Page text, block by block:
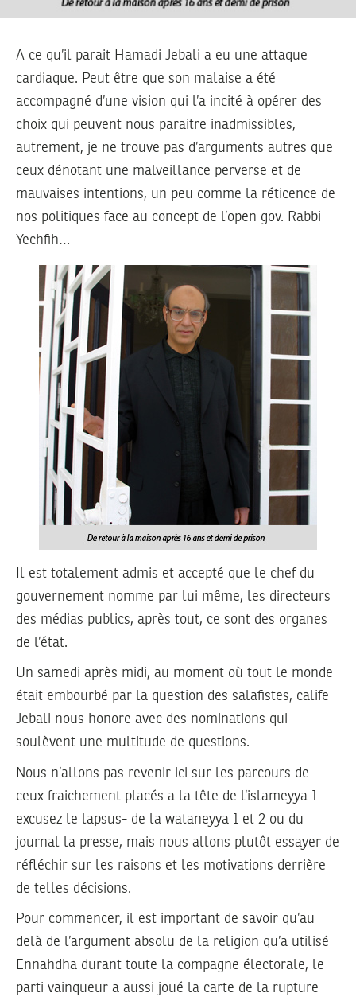
A ce qu’il parait Hamadi Jebali a eu une attaque
cardiaque. Peut être que son malaise a été
accompagné d’une vision qui l’a incité à opérer des
choix qui peuvent nous paraitre inadmissibles,
autrement, je ne trouve pas d’arguments autres que
ceux dénotant une malveillance perverse et de
mauvaises intentions, un peu comme la réticence de
nos politiques face au concept de l’open gov. Rabbi
Yechfih…
Il est totalement admis et accepté que le chef du
gouvernement nomme par lui même, les directeurs
des médias publics, après tout, ce sont des organes
de l’état.
Un samedi après midi, au moment où tout le monde
était embourbé par la question des salafistes, calife
Jebali nous honore avec des nominations qui
soulèvent une multitude de questions.
Nous n’allons pas revenir ici sur les parcours de
ceux fraichement placés a la tête de l’islameyya 1-
excusez le lapsus- de la wataneyya 1 et 2 ou du
journal la presse, mais nous allons plutôt essayer de
réfléchir sur les raisons et les motivations derrière
de telles décisions.
Pour commencer, il est important de savoir qu’au
delà de l’argument absolu de la religion qu’a utilisé
Ennahdha durant toute la compagne électorale, le
parti vainqueur a aussi joué la carte de la rupture